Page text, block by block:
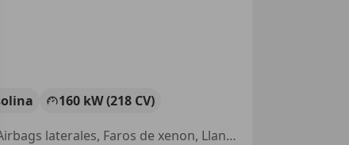
160 kW (218 CV)
Dirección asistida, Garantia, Elevalunas eléctrico, Cierre centralizado, Airbags laterales, Faros de xenon, Llantas de aleación, Volante multifunción